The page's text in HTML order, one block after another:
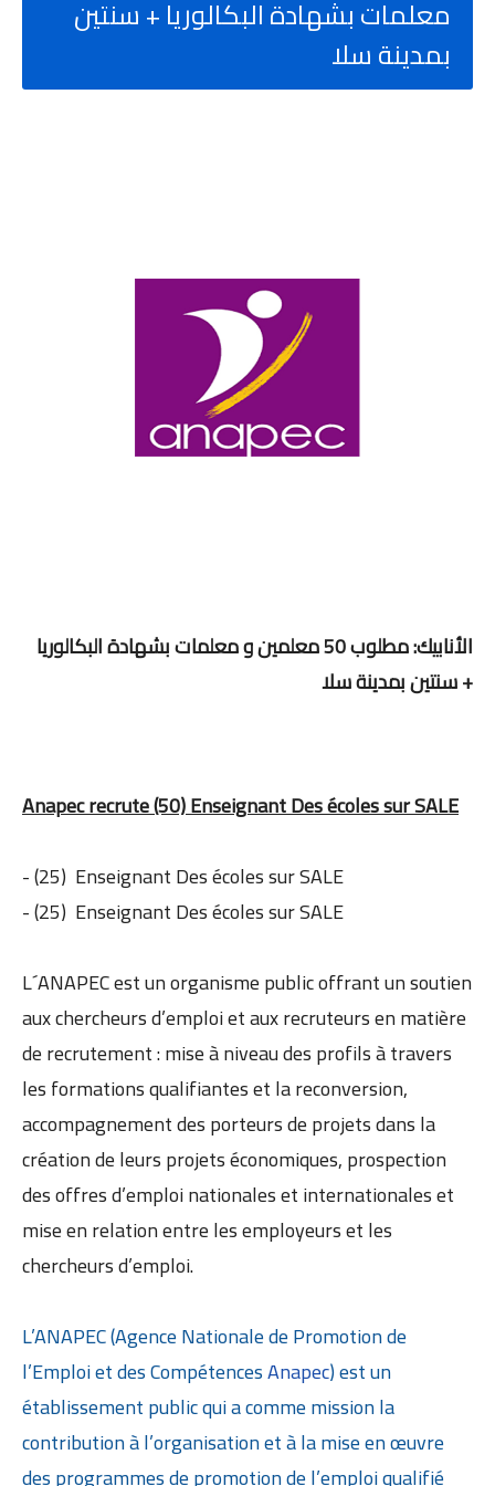
معلمات بشهادة البكالوريا + سنتين
بمدينة سلا
الأنابيك: مطلوب 50 معلمين و معلمات بشهادة البكالوريا
+ سنتين بمدينة سلا
Anapec recrute (50) Enseignant Des écoles sur SALE
- (25) Enseignant Des écoles sur SALE
- (25) Enseignant Des écoles sur SALE
L´ANAPEC est un organisme public offrant un soutien
aux chercheurs d’emploi et aux recruteurs en matière
de recrutement : mise à niveau des profils à travers
les formations qualifiantes et la reconversion,
accompagnement des porteurs de projets dans la
création de leurs projets économiques, prospection
des offres d’emploi nationales et internationales et
mise en relation entre les employeurs et les
chercheurs d’emploi.
L’ANAPEC (Agence Nationale de Promotion de
l’Emploi et des CompétencesAnapec) est un
établissement public qui a comme mission la
contribution à l’organisation et à la mise en œuvre
des programmes de promotion de l’emploi qualifié